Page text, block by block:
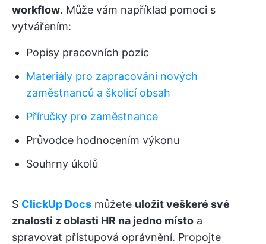
workflow. Může vám například pomoci s
vytvářením:
Popisy pracovních pozic
Materiály pro zapracování nových
zaměstnanců a školicí obsah
Příručky pro zaměstnance
Průvodce hodnocením výkonu
Souhrny úkolů
S ClickUp Docs můžete uložit veškeré své
znalosti z oblasti HR na jedno místo a
spravovat přístupová oprávnění. Propojte